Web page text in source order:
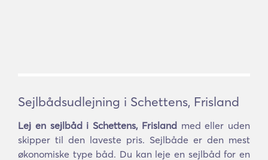
Sejlbådsudlejning i Schettens, Frisland
Lej en sejlbåd i Schettens, Frisland med eller uden
skipper til den laveste pris. Sejlbåde er den mest
økonomiske type båd. Du kan leje en sejlbåd for en